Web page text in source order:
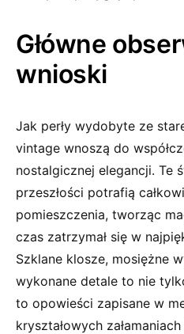
Główne
wnioski
Jak perły wydobyte‌ ze
‌vintage wnoszą ‍do
nostalgicznej elegancji. Te
przeszłości potrafią
⁤pomieszczenia, ​tworząc
czas zatrzymał się ‌w
Szklane klosze,‌ mosiężne
wykonane detale to‍ nie
to opowieści zapisane w
kryształowych